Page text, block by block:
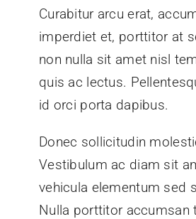
Curabitur arcu erat,
imperdiet et, porttitor at
non nulla sit amet nisl
quis ac lectus.
id orci porta dapibus.
Donec sollicitudin
Vestibulum ac diam sit
vehicula elementum sed
Nulla porttitor accumsan